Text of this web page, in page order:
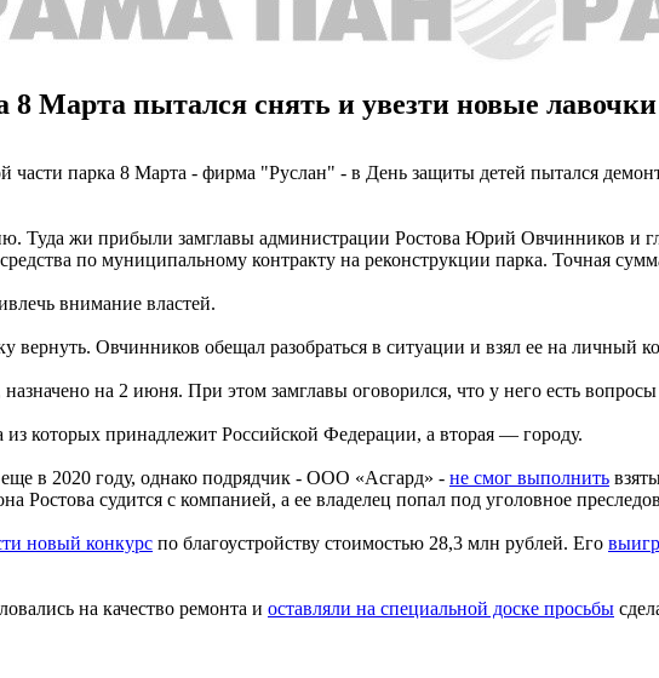
8 Марта пытался снять и увезти новые
парка 8 Марта - фирма "Руслан" - в День защиты детей пытался
Туда жи прибыли замглавы администрации Ростова Юрий Овчинников и
по муниципальному контракту на реконструкции парка. Точная
внимание властей.
Овчинников обещал разобраться в ситуации и взял ее на личный
на 2 июня. При этом замглавы оговорился, что у него есть
которых принадлежит Российской Федерации, а вторая — городу.
в 2020 году, однако подрядчик - ООО «Асгард» - не смог выполнить
Ростова судится с компанией, а ее владелец попал под уголовное
новый конкурс по благоустройству стоимостью 28,3 млн рублей. Его
на качество ремонта и оставляли на специальной доске просьбы